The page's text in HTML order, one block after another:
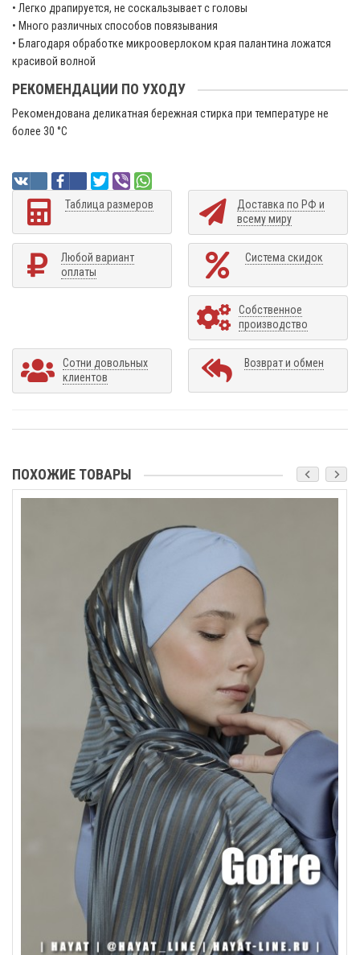
• Легко драпируется, не соскальзывает с головы
• Много различных способов повязывания
• Благодаря обработке микрооверлоком края палантина ложатся
красивой волной
РЕКОМЕНДАЦИИ ПО УХОДУ
Рекомендована деликатная бережная стирка при температуре не
более 30 °C
Таблица размеров
Доставка по РФ и
всему миру
Любой вариант
оплаты
Система скидок
Собственное
производство
Сотни довольных
клиентов
Возврат и обмен
ПОХОЖИЕ ТОВАРЫ